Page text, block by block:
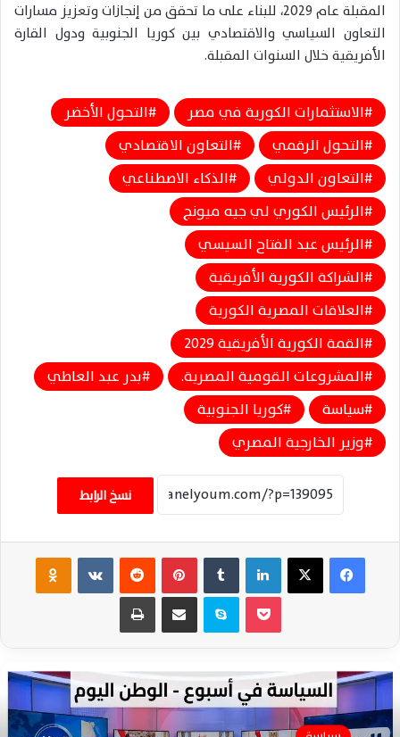
المقبلة عام 2029، للبناء على ما تحقق من إنجازات وتعزيز مسارات
التعاون السياسي والاقتصادي بين كوريا الجنوبية ودول القارة
الأفريقية خلال السنوات المقبلة.
الاستثمارات الكورية في مصر
التحول الأخضر
التحول الرقمي
التعاون الاقتصادي
التعاون الدولي
الذكاء الاصطناعي
الرئيس الكوري لي جيه ميونج
الرئيس عبد الفتاح السيسي
الشراكة الكورية الأفريقية
العلاقات المصرية الكورية
القمة الكورية الأفريقية 2029
المشروعات القومية المصرية.
بدر عبد العاطي
سياسة
كوريا الجنوبية
وزير الخارجية المصري
نسخ الرابط
فيسبوك ‫X لينكدإن بينتيريست ‏VKontakte
سكايب مشاركة عبر البريد طباعة